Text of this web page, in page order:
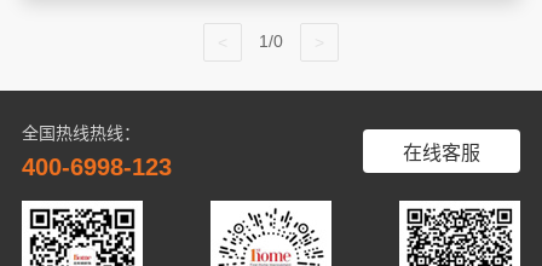
1/0
全国热线热线：
400-6998-123
在线客服